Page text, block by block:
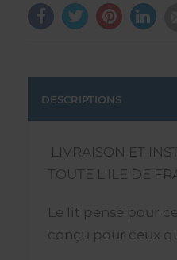
DESCRIPTIONS
LIVRAISON ET
TOUTE L'ILE DE
Le lit pensé pour
conçu pour ceux